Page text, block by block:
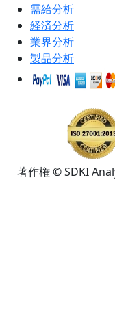
需給分析
経済分析
業界分析
製品分析
著作権 © SDKI